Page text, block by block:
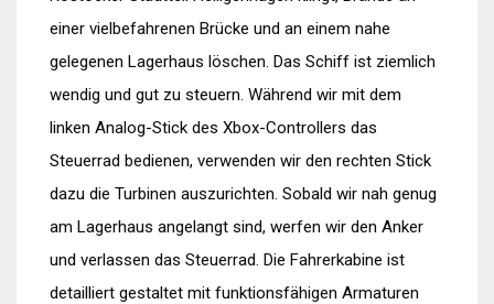
einer vielbefahrenen Brücke und an einem nahe
gelegenen Lagerhaus löschen. Das Schiff ist ziemlich
wendig und gut zu steuern. Während wir mit dem
linken Analog-Stick des Xbox-Controllers das
Steuerrad bedienen, verwenden wir den rechten Stick
dazu die Turbinen auszurichten. Sobald wir nah genug
am Lagerhaus angelangt sind, werfen wir den Anker
und verlassen das Steuerrad. Die Fahrerkabine ist
detailliert gestaltet mit funktionsfähigen Armaturen